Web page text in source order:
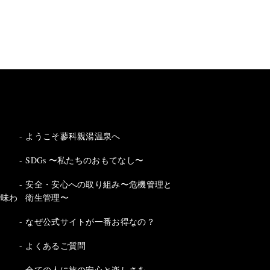
わ
ようこそ蓼科親湯温泉へ
SDGs 〜私たちのおもてなし〜
安全・安心への取り組み〜危機管理と
衛生管理〜
なぜ公式サイトが一番お得なの？
よくあるご質問